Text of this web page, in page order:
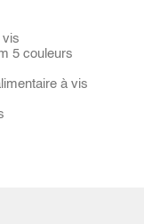
vis
5 couleurs
à vis